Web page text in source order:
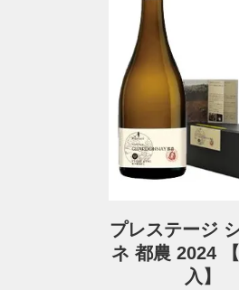
プレステージ
ネ 都農 2024
入】